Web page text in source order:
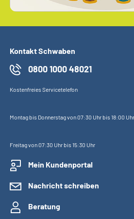
Kontakt Schwaben
0800 1000 48021
Kostenfreies Servicetelefon
Montag bis Donnerstag von 07:30 Uhr bis 18:00 Uhr
Freitag von 07:30 Uhr bis 15:30 Uhr
Mein Kundenportal
Nachricht schreiben
Beratung